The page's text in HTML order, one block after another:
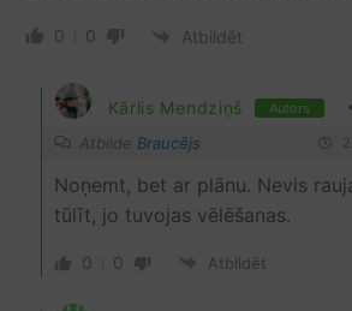
0 0 Atbildēt
Kārlis Mendziņš Autors
Atbilde Braucējs
Noņemt, bet ar plānu. Nevis
tūlīt, jo tuvojas vēlēšanas.
0 0 Atbildēt